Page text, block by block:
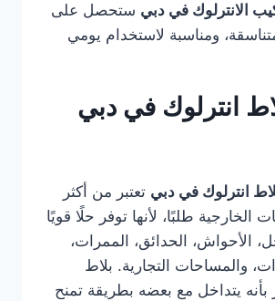
الانترلوك في دبي ستحصل على
ومناسبة لاستخدام يومي
انترلوك في دبي
انترلوك في دبي تعتبر من أكثر
الخارجية طلبًا، لأنها توفر حلًا قويًا
الأحواش، الحدائق، الممرات،
والمساحات التجارية. بلاط
بأنه يتداخل مع بعضه بطريقة تمنح